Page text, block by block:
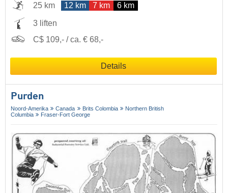
25 km
12 km 7 km 6 km
3 liften
C$ 109,- / ca. € 68,-
Details
Purden
Noord-Amerika Canada Brits Colombia
Northern British
Columbia
Fraser-Fort George